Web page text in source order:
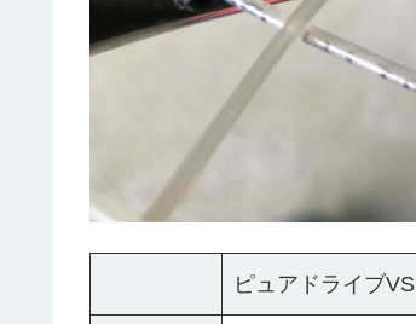
ピュアドライブVS